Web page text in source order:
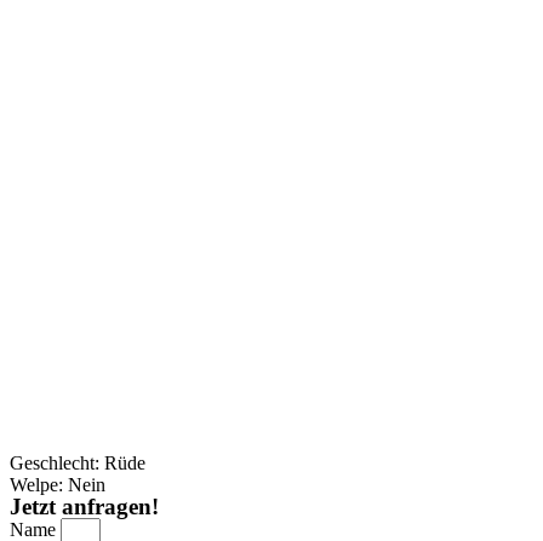
Geschlecht: Rüde
Welpe: Nein
Jetzt anfragen!
Name